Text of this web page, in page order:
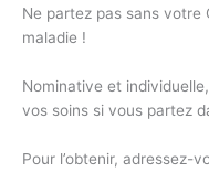
Ne partez pas sans votre
maladie !
Nominative et
vos soins si vous partez
Pour l’obtenir, adressez-